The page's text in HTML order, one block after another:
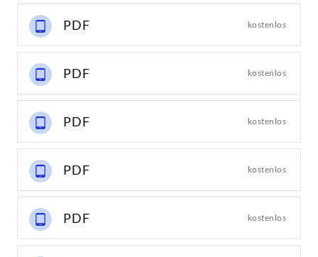
PDF kostenlos
PDF kostenlos
PDF kostenlos
PDF kostenlos
PDF kostenlos